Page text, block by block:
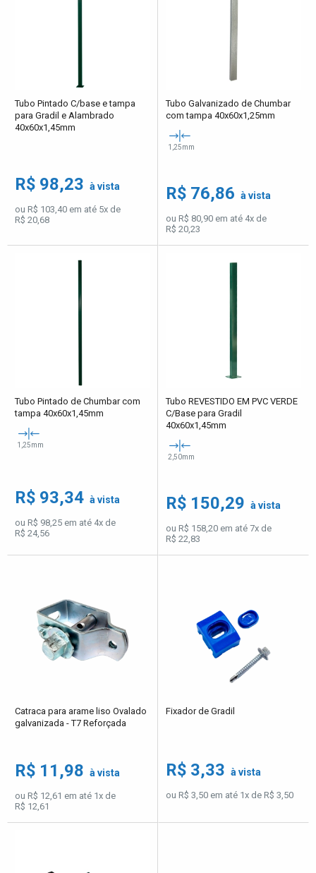
Tubo Pintado C/base e tampa
para Gradil e Alambrado
40x60x1,45mm
R$ 98,23 à vista
ou R$ 103,40 em até 5x de
R$ 20,68
Tubo Galvanizado de Chumbar
com tampa 40x60x1,25mm
1,25mm
R$ 76,86 à vista
ou R$ 80,90 em até 4x de
R$ 20,23
Tubo Pintado de Chumbar com
tampa 40x60x1,45mm
1,25mm
R$ 93,34 à vista
ou R$ 98,25 em até 4x de
R$ 24,56
Tubo REVESTIDO EM PVC VERDE
C/Base para Gradil
40x60x1,45mm
2,50mm
R$ 150,29 à vista
ou R$ 158,20 em até 7x de
R$ 22,83
Catraca para arame liso Ovalado
galvanizada - T7 Reforçada
R$ 11,98 à vista
ou R$ 12,61 em até 1x de
R$ 12,61
Fixador de Gradil
R$ 3,33 à vista
ou R$ 3,50 em até 1x de R$ 3,50